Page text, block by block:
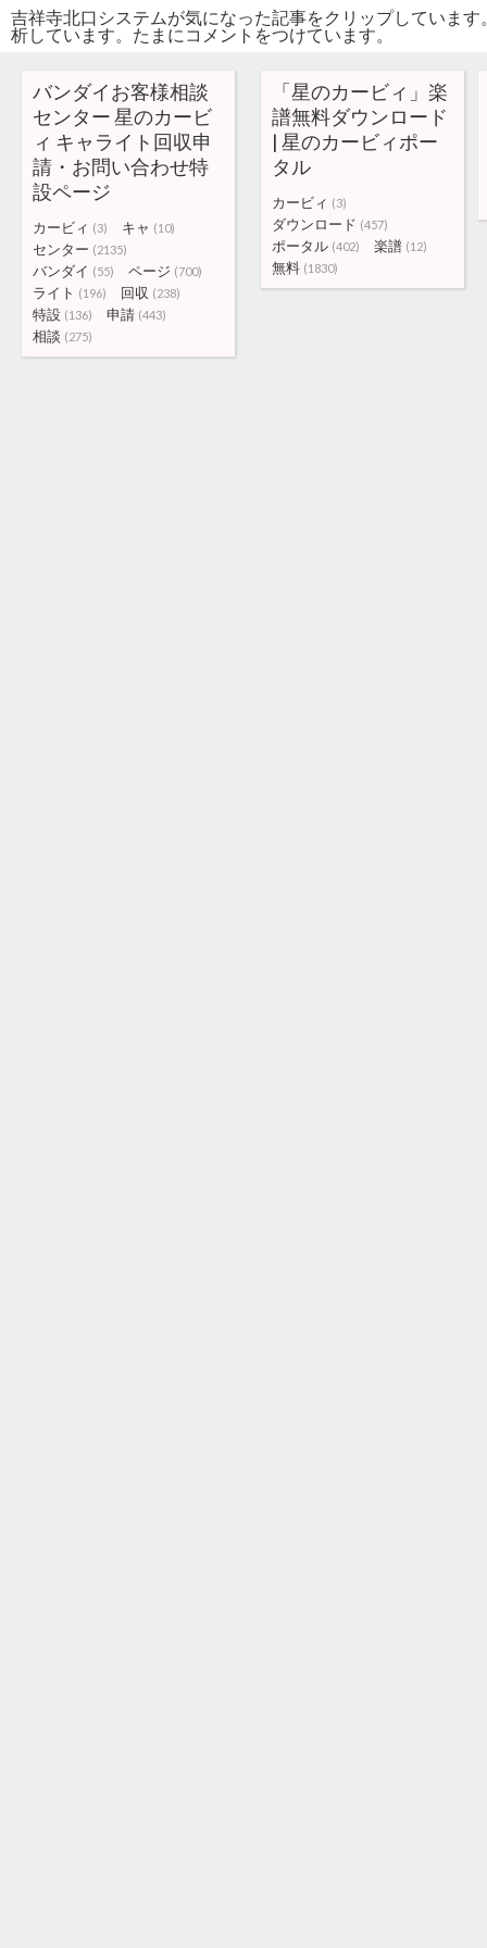
吉祥寺北口システムが気になった記事をクリップしていま
析しています。たまにコメントをつけています。
バンダイお客様相談
センター 星のカービ
ィ キャライト回収申
請・お問い合わせ特
設ページ
カービィ (3) キャ (10)
センター (2135)
バンダイ (55) ページ (700)
ライト (196) 回収 (238)
特設 (136) 申請 (443)
相談 (275)
「星のカービィ」楽
譜無料ダウンロード
| 星のカービィポー
タル
カービィ (3)
ダウンロード (457)
ポータル (402) 楽譜 (12)
無料 (1830)